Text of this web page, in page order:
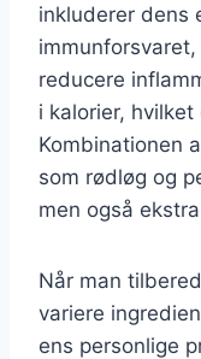
inkluderer dens
reducere
i kalorier,
Kombinationen
som rødløg og
men også
Når man
variere
ens personlige